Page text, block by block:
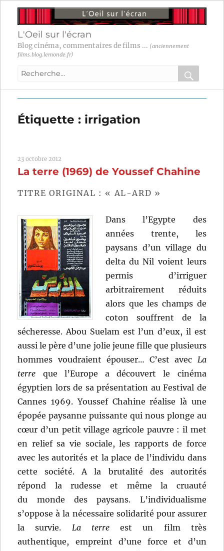
L'Oeil sur l'écran
Blog cinéma, commentaires de films ... (anciennement
films.blog.lemonde.fr)
Recherche
:
OK
Étiquette : irrigation
23 octobre 2012
La terre (1969) de Youssef Chahine
TITRE ORIGINAL : « AL-ARD »
Dans l’Egypte des
années trente, les
paysans d’un village du
delta du Nil voient leurs
permis d’irriguer
arbitrairement réduits
alors que les champs de
coton souffrent de la
sécheresse. Abou Suelam est l’un d’eux, il est
aussi le père d’une jolie jeune fille que plusieurs
hommes voudraient épouser… C’est avec La
terre que l’Europe a découvert le cinéma
égyptien lors de sa présentation au Festival de
Cannes 1969. Youssef Chahine réalise là une
épopée paysanne puissante qui nous plonge au
cœur d’un petit village agricole pauvre : il met
en relief sa vie sociale, les rapports de force
avec les autorités et la place de l’individu dans
cette société. A la brutalité des autorités
répond la rudesse et même la cruauté
du monde des paysans. L’individualisme
s’oppose à la nécessaire solidarité pour assurer
la survie. La terreest un film très
authentique, empreint d’une force et d’un